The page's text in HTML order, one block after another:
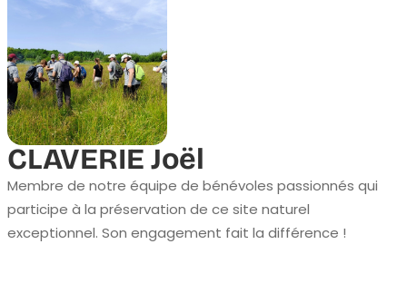
CLAVERIE Joël
Membre de notre équipe de bénévoles passionnés qui
participe à la préservation de ce site naturel
exceptionnel. Son engagement fait la différence !